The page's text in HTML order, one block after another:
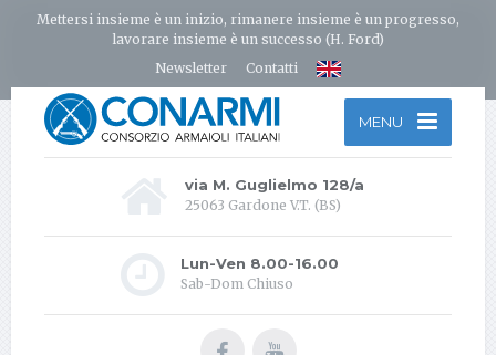
Mettersi insieme è un inizio, rimanere insieme è un progresso,
lavorare insieme è un successo (H. Ford)
Newsletter
Contatti
MENU
via M. Guglielmo 128/a
25063 Gardone V.T. (BS)
Lun-Ven 8.00-16.00
Sab-Dom Chiuso